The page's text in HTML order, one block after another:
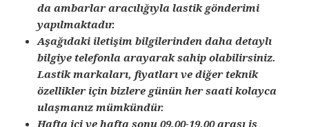
da ambarlar aracılığıyla lastik gönderimi
yapılmaktadır.
Aşağıdaki iletişim bilgilerinden daha detaylı
bilgiye telefonla arayarak sahip olabilirsiniz.
Lastik markaları, fiyatları ve diğer teknik
özellikler için bizlere günün her saati kolayca
ulaşmanız mümkündür.
Hafta içi ve hafta sonu 09.00-19.00 arası iş